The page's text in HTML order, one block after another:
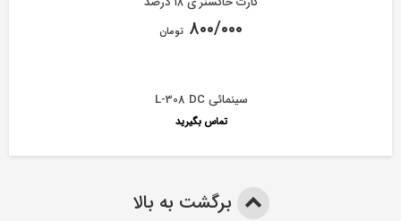
۸۰۰/۰۰۰ تومان
سینمائی L-308 DC
تماس بگیرید
برگشت به بالا